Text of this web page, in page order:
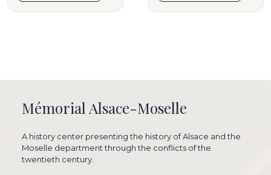
Mémorial Alsace-Moselle
A history center presenting the history of Alsace and the
Moselle department through the conflicts of the
twentieth century.